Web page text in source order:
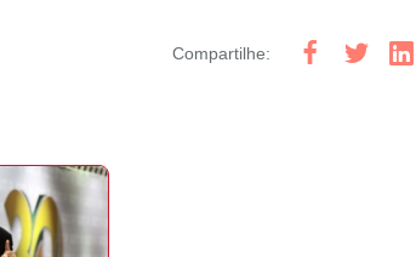
Compartilhe: